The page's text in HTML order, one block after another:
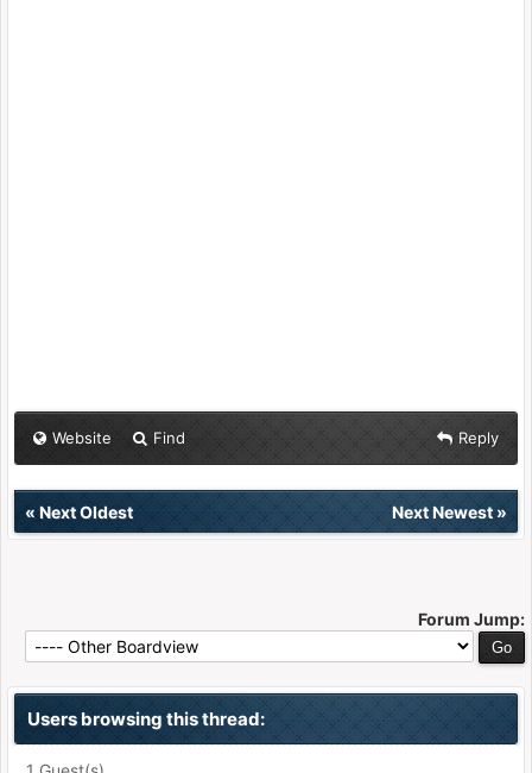
Website Find Reply
« Next Oldest Next Newest»
Forum Jump:
Users browsing this thread: